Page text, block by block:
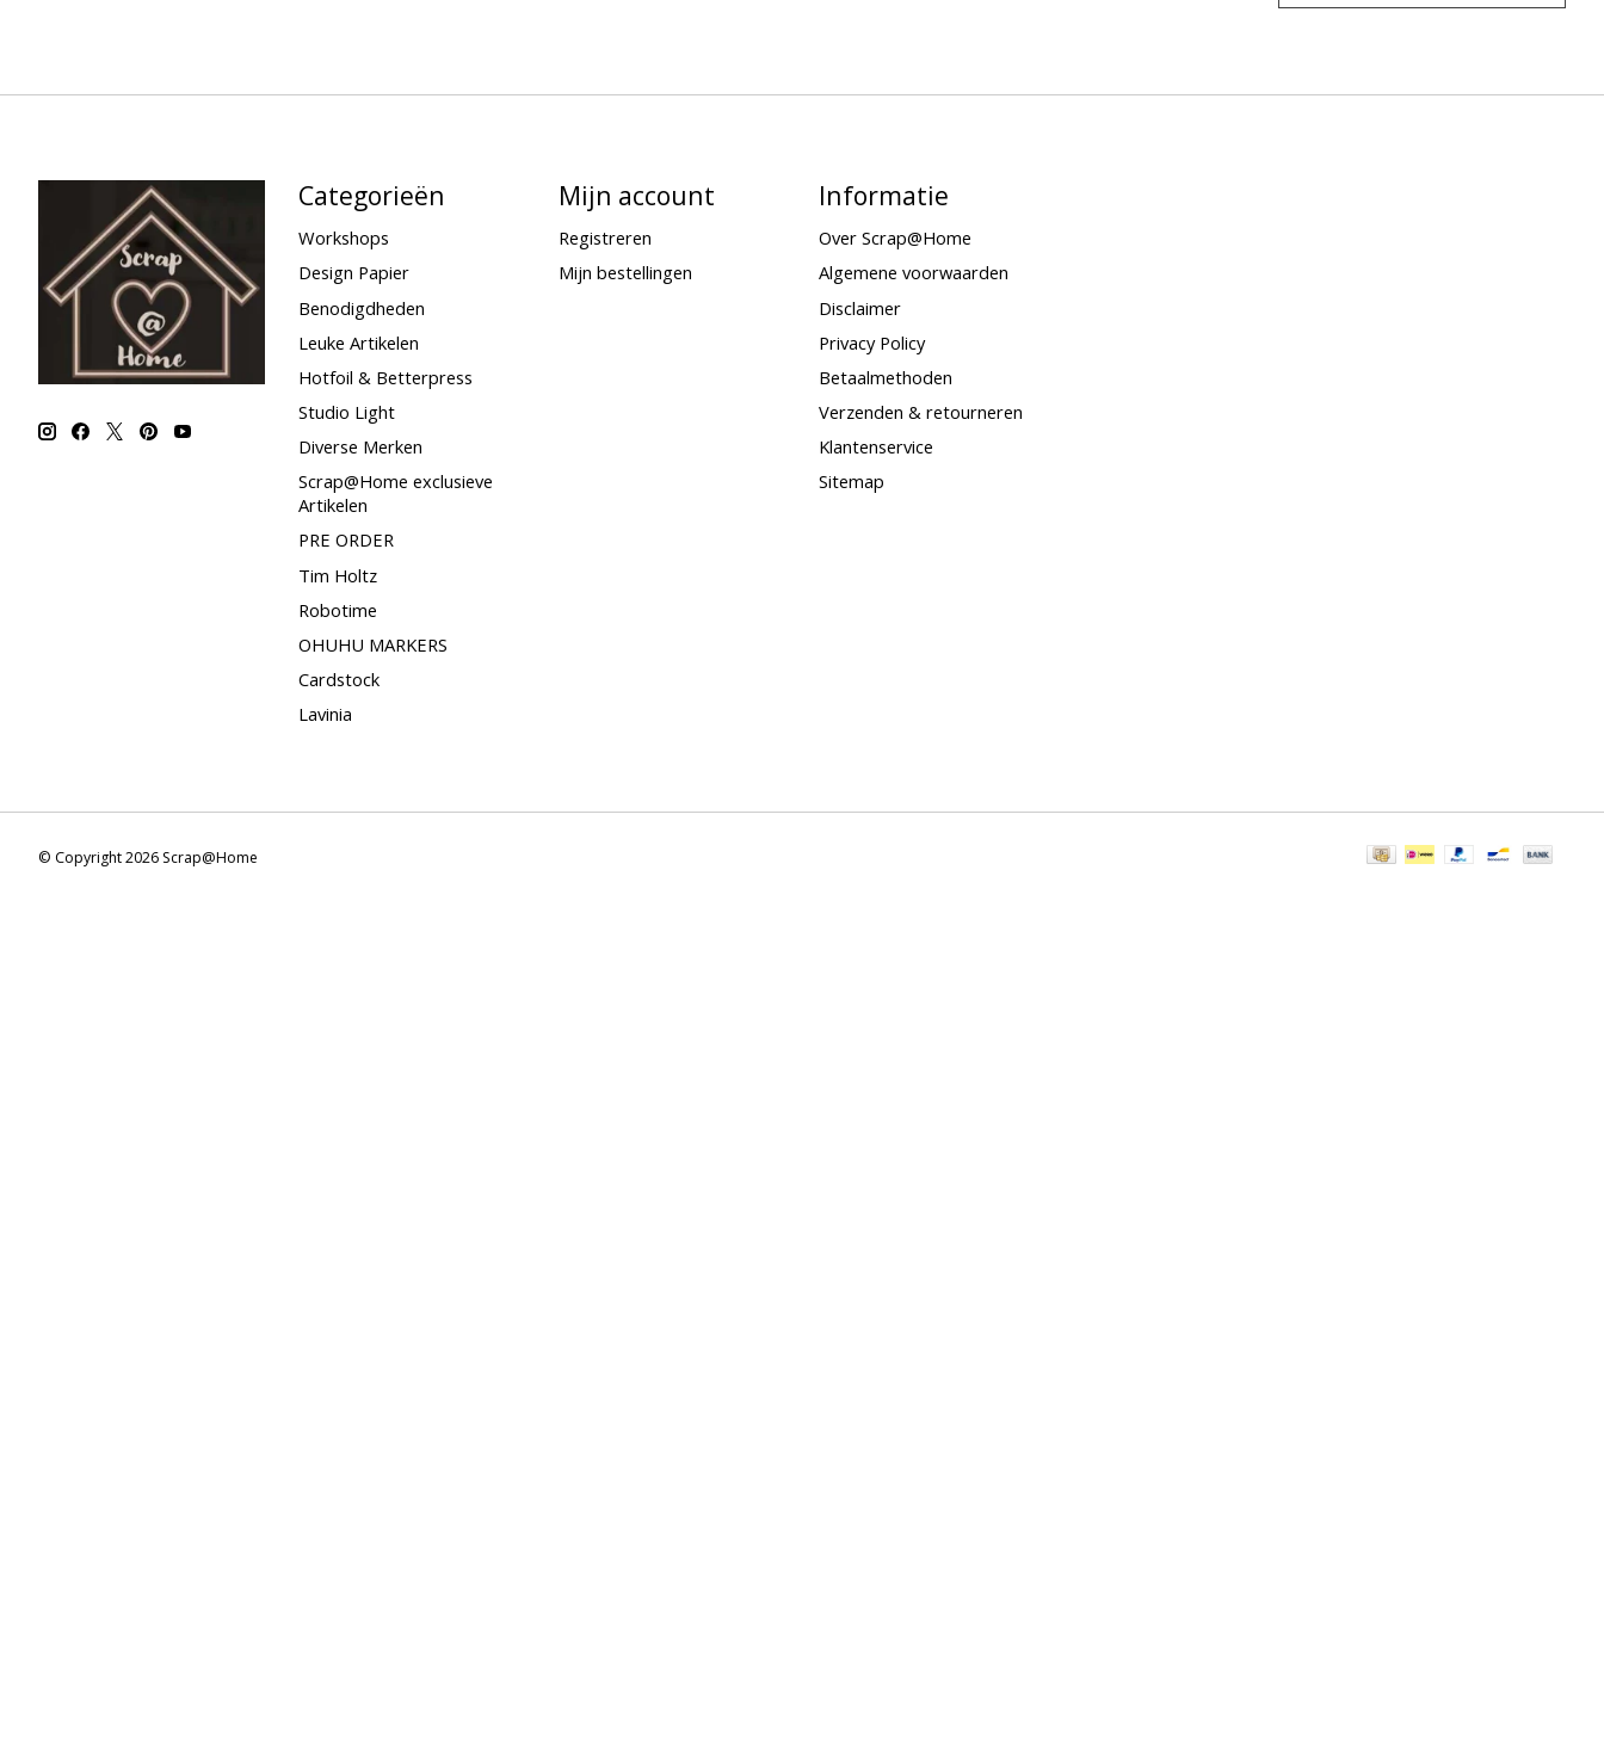
Categorieën
Workshops
Design Papier
Benodigdheden
Leuke Artikelen
Hotfoil & Betterpress
Studio Light
Diverse Merken
Scrap@Home exclusieve
Artikelen
PRE ORDER
Tim Holtz
Robotime
OHUHU MARKERS
Cardstock
Lavinia
Mijn account
Registreren
Mijn bestellingen
Informatie
Over Scrap@Home
Algemene voorwaarden
Disclaimer
Privacy Policy
Betaalmethoden
Verzenden & retourneren
Klantenservice
Sitemap
© Copyright 2026 Scrap@Home